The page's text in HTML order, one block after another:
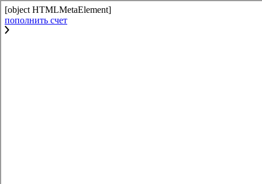
[object HTMLMetaElement]
пополнить счет